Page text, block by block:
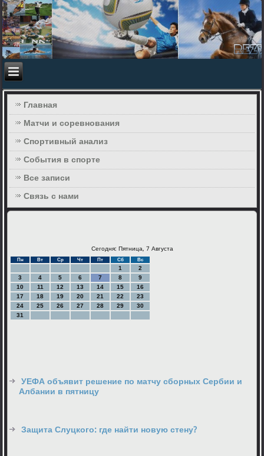
Главная
Матчи и соревнования
Спортивный анализ
События в спорте
Все записи
Связь с нами
Сегодня: Пятница, 7 Августа
Пн Вт Ср Чт Пт Сб Вс
1
2
3
4 5 6 7 8
9
10
11 12 13 14 15
16
17
18 19 20 21 22
23
24
25 26 27 28 29
30
31
УЕФА объявит решение по матчу сборных Сербии и
Албании в пятницу
Защита Слуцкого: где найти новую стену?